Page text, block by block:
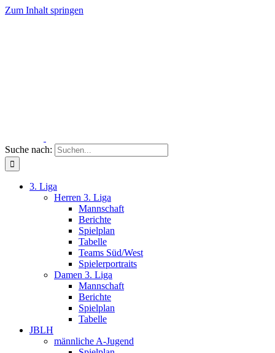
Zum Inhalt springen
Suche nach:
3. Liga
Herren 3. Liga
Mannschaft
Berichte
Spielplan
Tabelle
Teams Süd/West
Spielerportraits
Damen 3. Liga
Mannschaft
Berichte
Spielplan
Tabelle
JBLH
männliche A-Jugend